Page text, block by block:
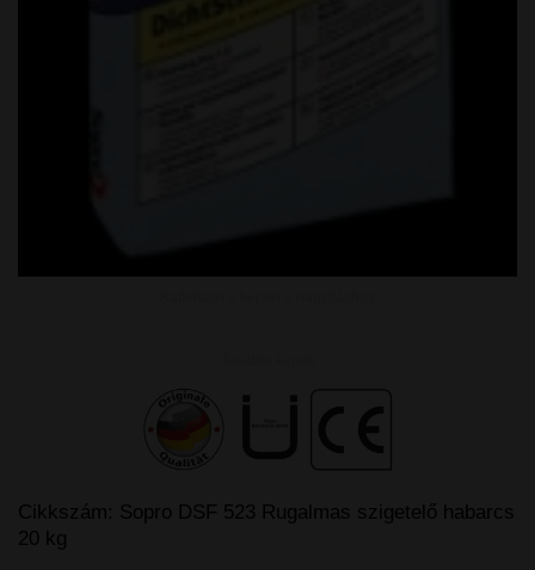
Cikkszám: Sopro DSF 523 Rugalmas szigetelő habarcs
20 kg